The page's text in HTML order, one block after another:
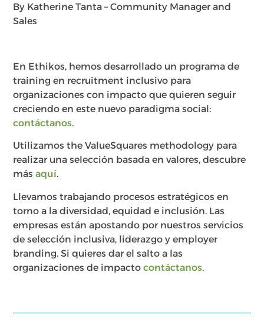
By Katherine Tanta – Community Manager and
Sales
En Ethikos, hemos desarrollado un programa de
training en recruitment inclusivo para
organizaciones con impacto que quieren seguir
creciendo en este nuevo paradigma social:
contáctanos.
Utilizamos the ValueSquares methodology para
realizar una selección basada en valores, descubre
másaquí.
Llevamos trabajando procesos estratégicos en
torno a la diversidad, equidad e inclusión. Las
empresas están apostando por nuestros servicios
de selección inclusiva, liderazgo y employer
branding. Si quieres dar el salto a las
organizaciones de impactocontáctanos.